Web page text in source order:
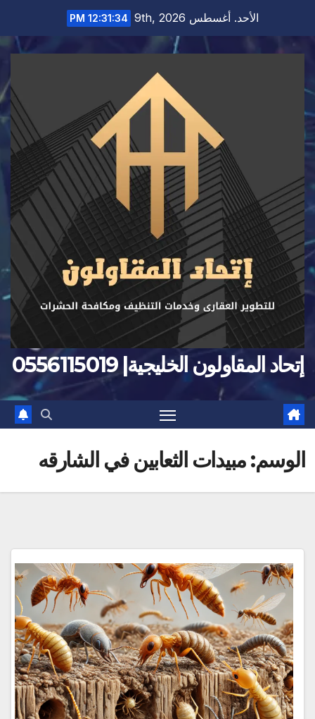
content
الأحد. أغسطس 9th, 2026 12:31:35 PM
إتحاد المقاولون الخليجية| 0556115019
الوسم:مبيدات الثعابين في الشارقه